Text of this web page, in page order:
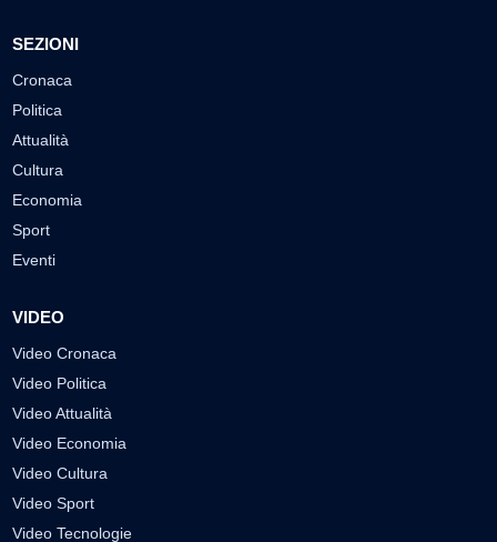
SEZIONI
Cronaca
Politica
Attualità
Cultura
Economia
Sport
Eventi
VIDEO
Video Cronaca
Video Politica
Video Attualità
Video Economia
Video Cultura
Video Sport
Video Tecnologie